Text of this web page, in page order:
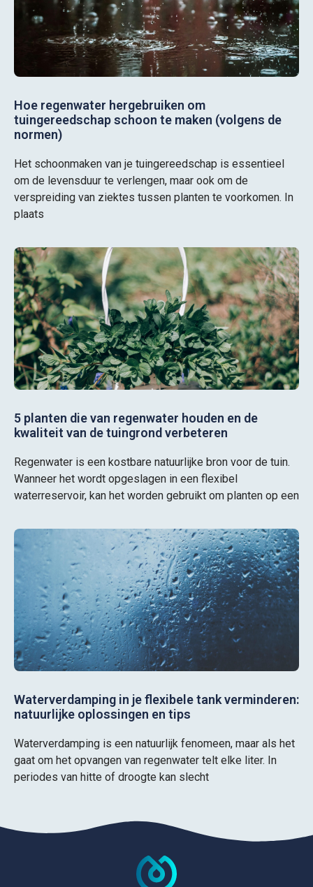
Hoe regenwater hergebruiken om
tuingereedschap schoon te maken (volgens de
normen)
Het schoonmaken van je tuingereedschap is essentieel
om de levensduur te verlengen, maar ook om de
verspreiding van ziektes tussen planten te voorkomen. In
plaats
5 planten die van regenwater houden en de
kwaliteit van de tuingrond verbeteren
Regenwater is een kostbare natuurlijke bron voor de tuin.
Wanneer het wordt opgeslagen in een flexibel
waterreservoir, kan het worden gebruikt om planten op een
Waterverdamping in je flexibele tank verminderen:
natuurlijke oplossingen en tips
Waterverdamping is een natuurlijk fenomeen, maar als het
gaat om het opvangen van regenwater telt elke liter. In
periodes van hitte of droogte kan slecht